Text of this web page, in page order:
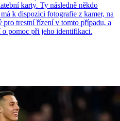
karty. Ty následně někdo
k dispozici fotografie z kamer, na
pro trestní řízení v tomto případu, a
o pomoc při jeho identifikaci.